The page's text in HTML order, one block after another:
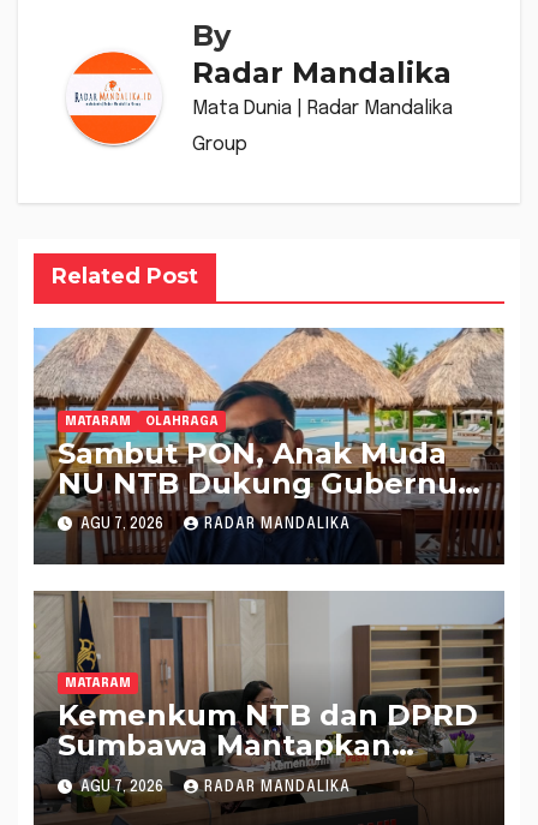
By
Radar Mandalika
Mata Dunia | Radar Mandalika
Group
Related Post
MATARAM OLAHRAGA
Sambut PON, Anak Muda
NU NTB Dukung Gubernur
Pimpin KONI NTB
AGU 7, 2026 RADAR MANDALIKA
MATARAM
Kemenkum NTB dan DPRD
Sumbawa Mantapkan
Rencana Pembentukan 8
Raperda Inisiatif
AGU 7, 2026 RADAR MANDALIKA